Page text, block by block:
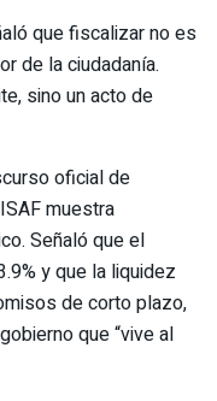
que fiscalizar no es
de la ciudadanía.
sino un acto de
oficial de
muestra
Señaló que el
y que la liquidez
de corto plazo,
que “vive al